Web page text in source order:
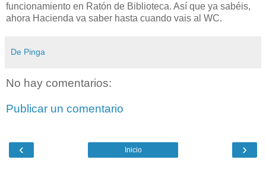
funcionamiento en Ratón de Biblioteca. Así que ya sabéis,
ahora Hacienda va saber hasta cuando vais al WC.
De Pinga
No hay comentarios:
Publicar un comentario
‹ ›
Inicio